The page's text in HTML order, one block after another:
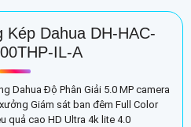
Kép Dahua DH-HAC-
IL-A
Dahua Độ Phân Giải 5.0 MP camera
Giám sát ban đêm Full Color
quả cao HD Ultra 4k lite 4.0